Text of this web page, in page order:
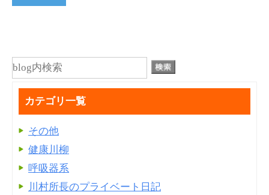
カテゴリ一覧
その他
健康川柳
呼吸器系
川村所長のプライベート日記